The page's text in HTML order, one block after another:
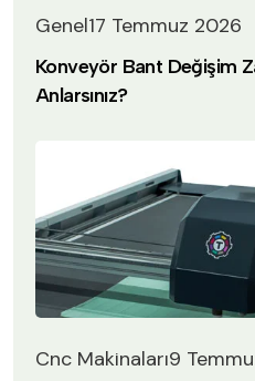
Genel17 Temmuz 2026
Konveyör Bant Değişim
Anlarsınız?
Cnc Makinaları9